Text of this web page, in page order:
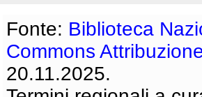
Fonte: Biblioteca
Commons
20.11.2025.